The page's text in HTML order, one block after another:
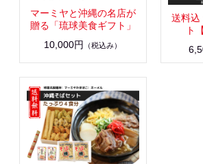
マーミヤと沖縄の名店が
贈る「琉球美食ギフト」
10,000円
（税込み）
送料込
ト